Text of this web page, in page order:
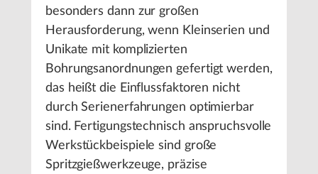
besonders dann zur großen
Herausforderung, wenn Kleinserien und
Unikate mit komplizierten
Bohrungsanordnungen gefertigt werden,
das heißt die Einflussfaktoren nicht
durch Serienerfahrungen optimierbar
sind. Fertigungstechnisch anspruchsvolle
Werkstückbeispiele sind große
Spritzgießwerkzeuge, präzise